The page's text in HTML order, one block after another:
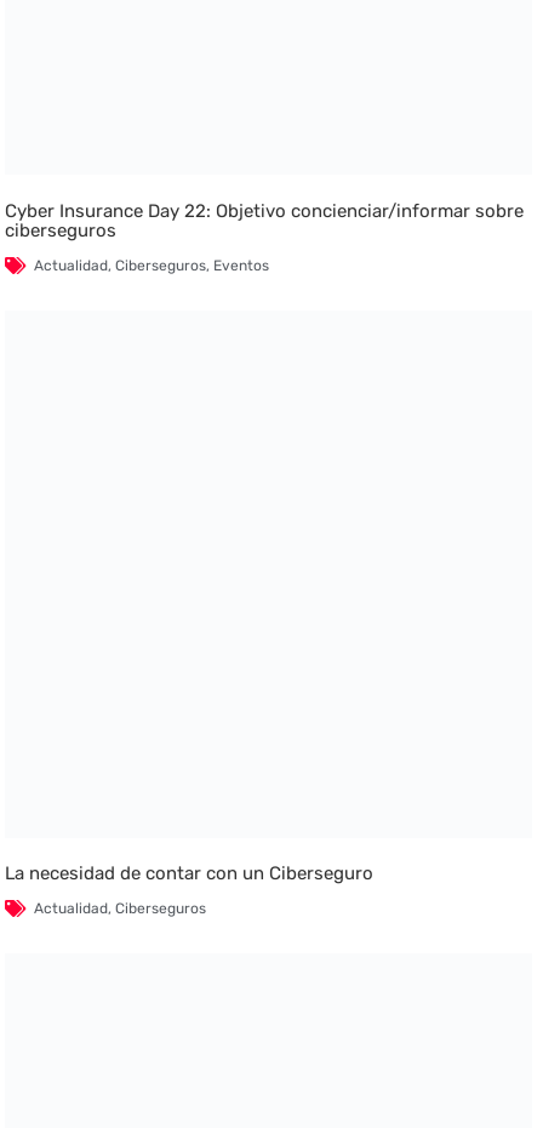
Cyber Insurance Day 22: Objetivo concienciar/informar sobre
ciberseguros
Actualidad,Ciberseguros, Eventos
La necesidad de contar con un Ciberseguro
Actualidad,Ciberseguros